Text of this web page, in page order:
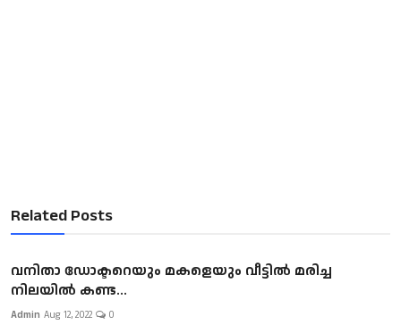
Related Posts
വനിതാ ഡോക്ടറെയും മകളെയും വീട്ടില്‍ മരിച്ച
നിലയില്‍ കണ്ട...
Admin Aug 12, 2022 0